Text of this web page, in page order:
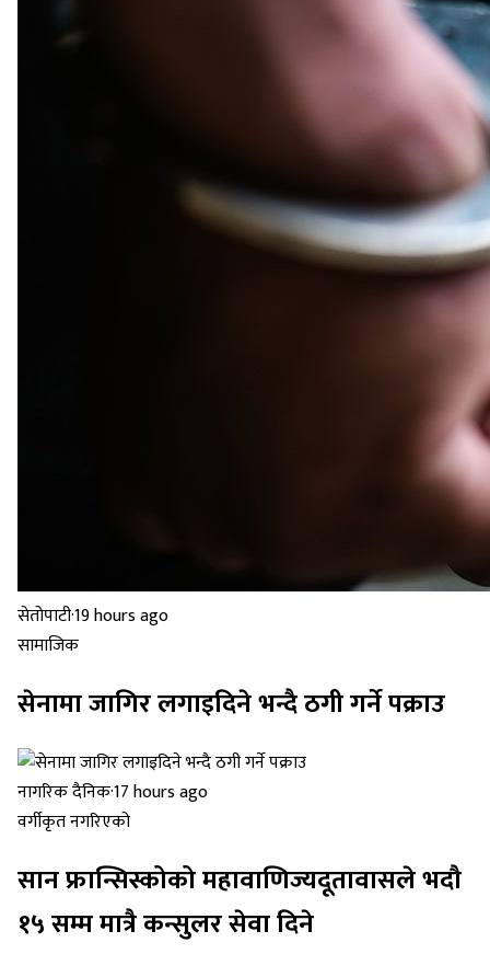
सेतोपाटी·19 hours ago
सामाजिक
सेनामा जागिर लगाइदिने भन्दै ठगी गर्ने पक्राउ
नागरिक दैनिक·17 hours ago
वर्गीकृत नगरिएको
सान फ्रान्सिस्कोको महावाणिज्यदूतावासले भदौ
१५ सम्म मात्रै कन्सुलर सेवा दिने